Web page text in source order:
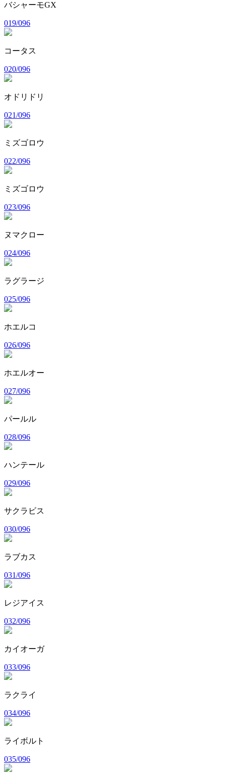
バシャーモGX
019/096
コータス
020/096
オドリドリ
021/096
ミズゴロウ
022/096
ミズゴロウ
023/096
ヌマクロー
024/096
ラグラージ
025/096
ホエルコ
026/096
ホエルオー
027/096
パールル
028/096
ハンテール
029/096
サクラビス
030/096
ラブカス
031/096
レジアイス
032/096
カイオーガ
033/096
ラクライ
034/096
ライボルト
035/096